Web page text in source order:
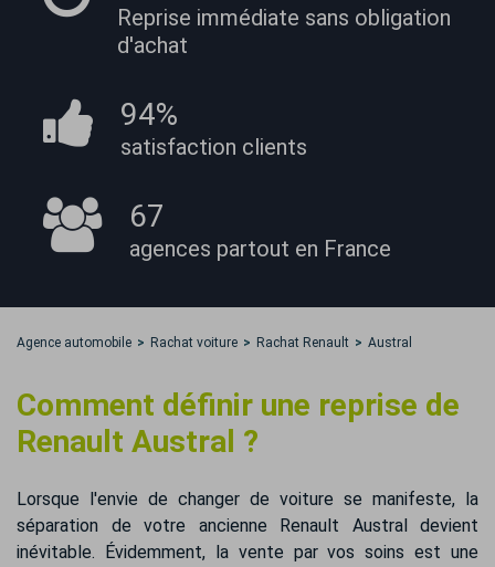
Reprise immédiate sans obligation
d'achat
94%
satisfaction clients
67
agences partout en France
Agence automobile Rachat voiture Rachat Renault Austral
Comment définir une reprise de
Renault Austral ?
Lorsque l'envie de changer de voiture se manifeste, la
séparation de votre ancienne Renault Austral devient
inévitable. Évidemment, la vente par vos soins est une